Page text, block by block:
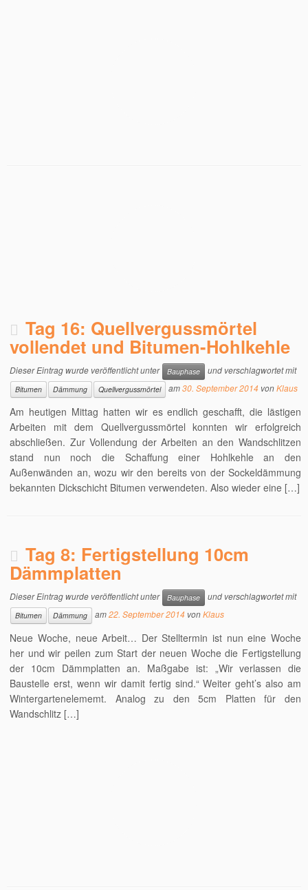
Tag 16: Quellvergussmörtel
vollendet und Bitumen-Hohlkehle
Dieser Eintrag wurde veröffentlicht unter Bauphase und verschlagwortet mit
Bitumen Dämmung Quellvergussmörtel am30. September 2014 vonKlaus
Am heutigen Mittag hatten wir es endlich geschafft, die lästigen
Arbeiten mit dem Quellvergussmörtel konnten wir erfolgreich
abschließen. Zur Vollendung der Arbeiten an den Wandschlitzen
stand nun noch die Schaffung einer Hohlkehle an den
Außenwänden an, wozu wir den bereits von der Sockeldämmung
bekannten Dickschicht Bitumen verwendeten. Also wieder eine […]
Tag 8: Fertigstellung 10cm
Dämmplatten
Dieser Eintrag wurde veröffentlicht unter Bauphase und verschlagwortet mit
Bitumen Dämmung am22. September 2014 vonKlaus
Neue Woche, neue Arbeit… Der Stelltermin ist nun eine Woche
her und wir peilen zum Start der neuen Woche die Fertigstellung
der 10cm Dämmplatten an. Maßgabe ist: „Wir verlassen die
Baustelle erst, wenn wir damit fertig sind.“ Weiter geht’s also am
Wintergartenelememt. Analog zu den 5cm Platten für den
Wandschlitz […]